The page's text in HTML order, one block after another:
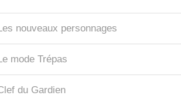
nouveaux personnages
mode Trépas
du Gardien